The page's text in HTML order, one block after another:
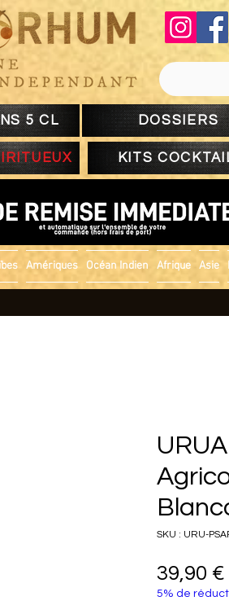
5 CL DOSSIERS
KITS
Amériques Océan Indien Afrique Asie
SKU : URU-
39,90 €
5% de